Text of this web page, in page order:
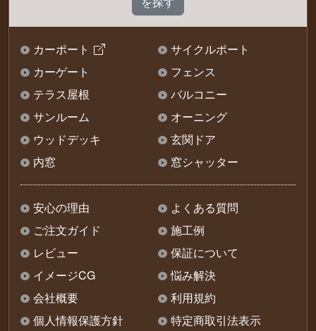
カーポート
サイクルポート
カーゲート
フェンス
テラス屋根
バルコニー
サンルーム
オーニング
ウッドデッキ
玄関ドア
内窓
窓シャッター
安心の理由
よくある質問
ご注文ガイド
施工例
レビュー
保証について
イメージCG
悩み解決
会社概要
利用規約
個人情報保護方針
特定商取引法表示